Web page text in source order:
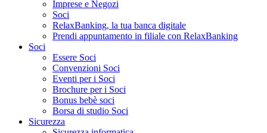
Imprese e Negozi
Soci
RelaxBanking, la tua banca digitale
Prendi appuntamento in filiale con RelaxBanking
Soci
Essere Soci
Convenzioni Soci
Eventi per i Soci
Brochure per i Soci
Bonus bebè soci
Borsa di studio Soci
Sicurezza